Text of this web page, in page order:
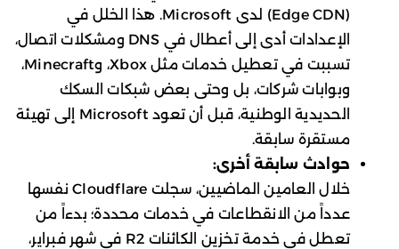
(Edge CDN) لدى Microsoft. هذا الخلل في
الإعدادات أدى إلى أعطال في DNS ومشكلات اتصال،
تسببت في تعطيل خدمات مثل Xbox، وMinecraft،
وبوابات شركات، بل وحتى بعض شبكات السكك
الحديدية الوطنية، قبل أن تعود Microsoft إلى تهيئة
مستقرة سابقة.
حوادث سابقة أخرى:
خلال العامين الماضيين، سجلت Cloudflare نفسها
عدداً من الانقطاعات في خدمات محددة؛ بدءاً من
تعطل في خدمة تخزين الكائنات R2 في شهر فبراير،